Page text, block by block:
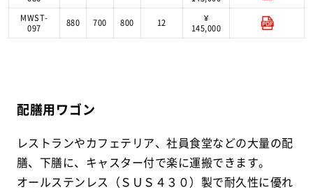
MWST-
097
880 700 800 12
¥
145,000
配膳用ワゴン
レストランやカフェテリア、社員食堂などの大量の配
膳、下膳に、キャスター付で楽に運搬できます。
オールステンレス（ＳＵＳ４３０）製で耐久性に優れ